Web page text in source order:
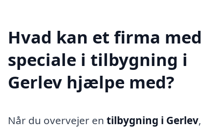
Hvad kan et firma med
speciale i tilbygning i
Gerlev hjælpe med?
Når du overvejer en tilbygning i Gerlev,